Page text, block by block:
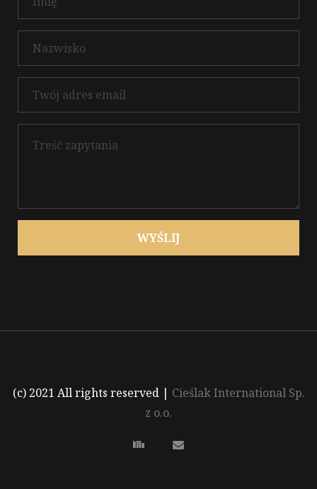
WYŚLIJ
(c) 2021 All rights reserved | Cieślak International Sp.
z o.o.